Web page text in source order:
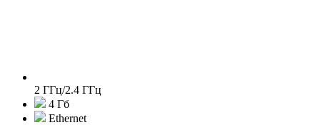
2 ГГц/2.4 ГГц
4 Гб
Ethernet